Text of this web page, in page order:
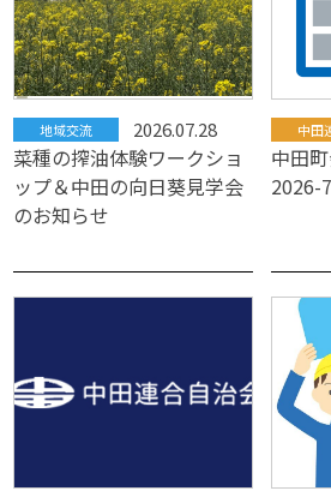
地域交流 2026.07.28
菜種の搾油体験ワークショ
ップ＆中田の向日葵見学会
のお知らせ
中田
中田
2026-